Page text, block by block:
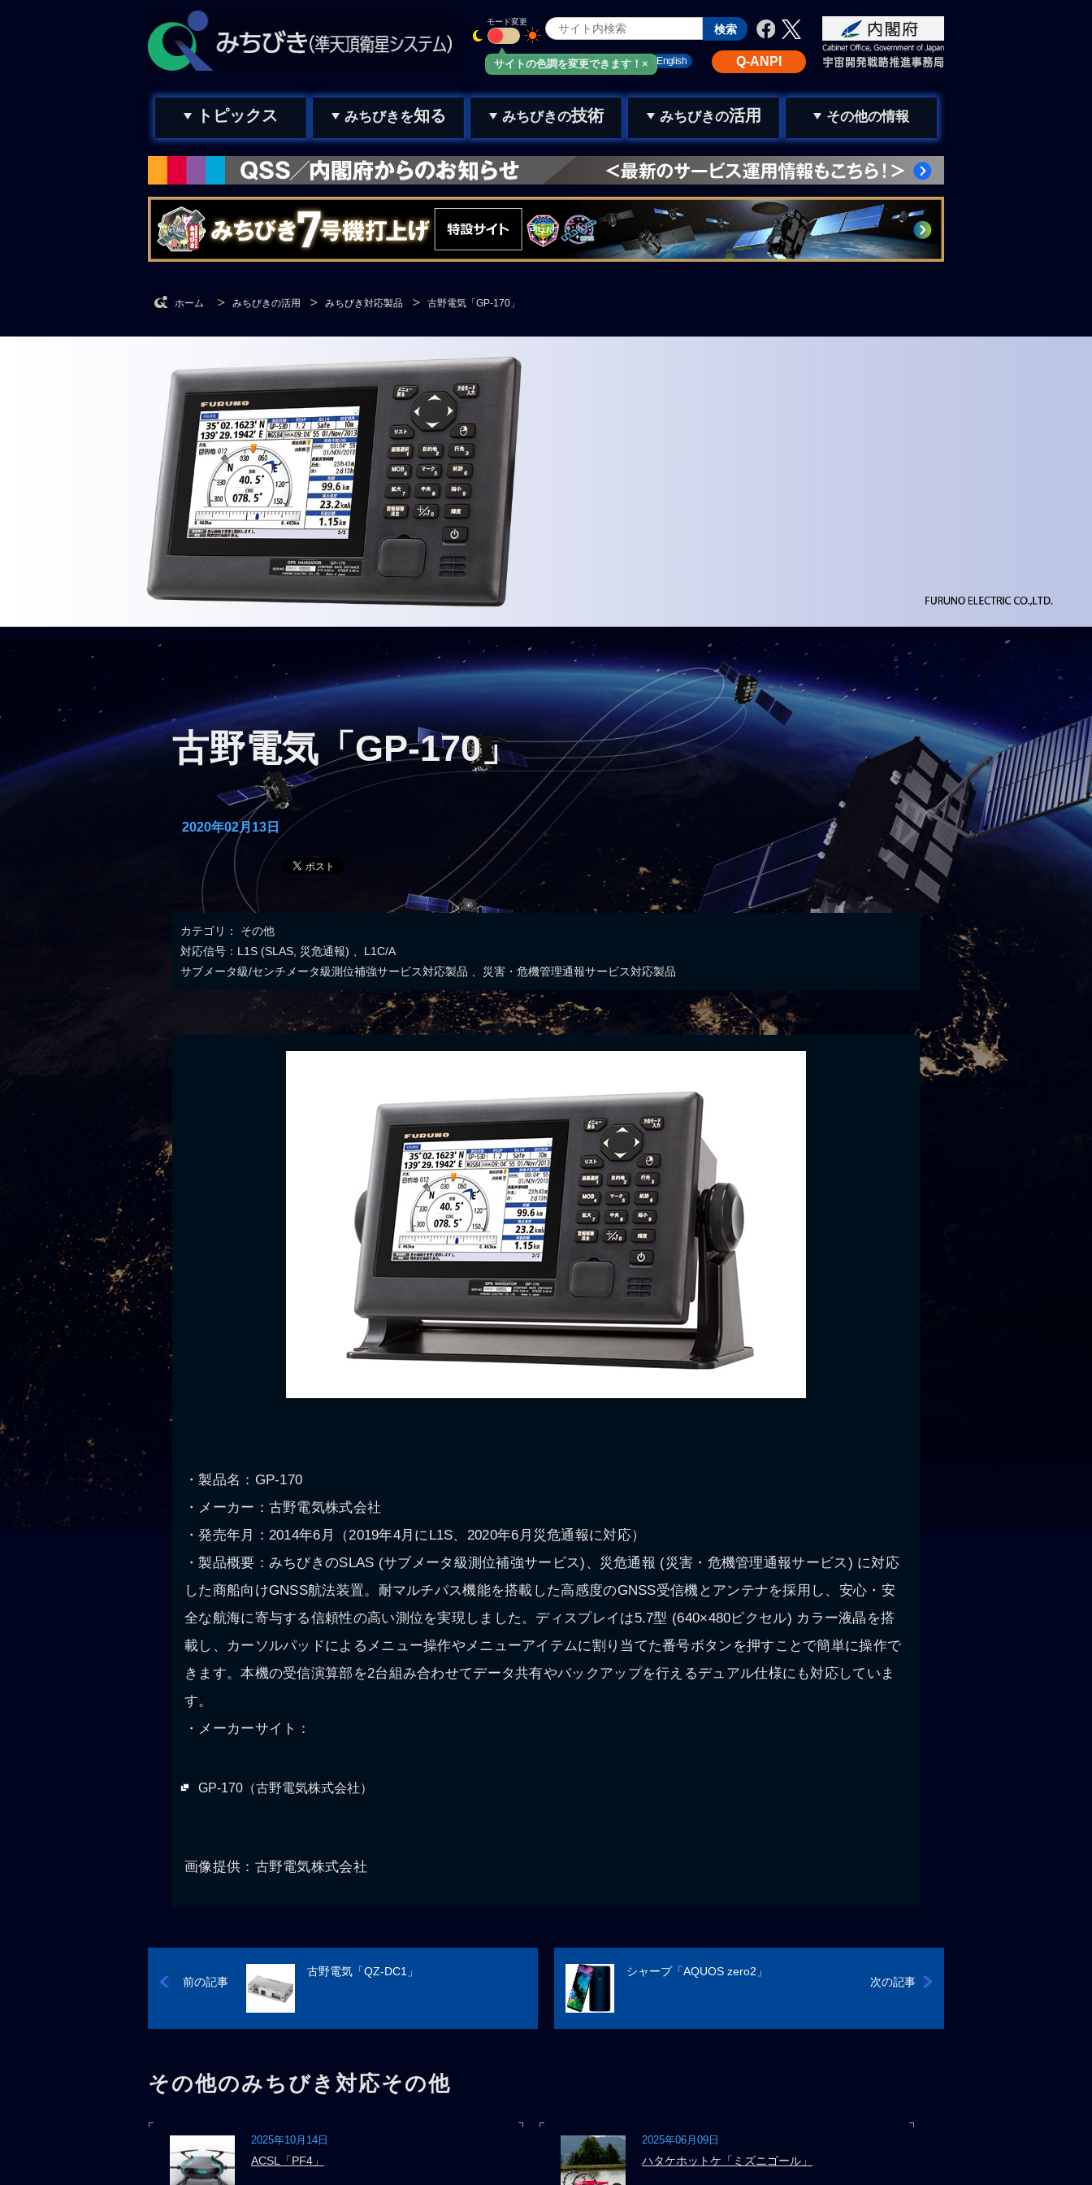
サイトの色調を変更できます！×
モード変更
Q-ANPI
English
お問い合わせ
みちびきメール
トピックス みちびきを知る みちびきの技術 みちびきの活用 その他の情報
ホーム みちびきの活用 みちびき対応製品 古野電気「GP-170」
古野電気「GP-170」
2020年02月13日
カテゴリ： その他
対応信号：L1S (SLAS, 災危通報) 、L1C/A
サブメータ級/センチメータ級測位補強サービス対応製品
災害・危機管理通報サービス対応製品
・製品名：GP-170
・メーカー：古野電気株式会社
・発売年月：2014年6月（2019年4月にL1S、2020年6月災危通報に対応）
・製品概要：みちびきのSLAS (サブメータ級測位補強サービス)、災危通報 (災害・危機管理通報サービス) に対応
した商船向けGNSS航法装置。耐マルチパス機能を搭載した高感度のGNSS受信機とアンテナを採用し、安心・安
全な航海に寄与する信頼性の高い測位を実現しました。ディスプレイは5.7型 (640×480ピクセル) カラー液晶を搭
載し、カーソルパッドによるメニュー操作やメニューアイテムに割り当てた番号ボタンを押すことで簡単に操作で
きます。本機の受信演算部を2台組み合わせてデータ共有やバックアップを行えるデュアル仕様にも対応していま
す。
・メーカーサイト：
GP-170（古野電気株式会社）
画像提供：古野電気株式会社
前の記事
古野電気「QZ-DC1」
次の記事
シャープ「AQUOS zero2」
その他のみちびき対応その他
2025年10月14日
ACSL「PF4」
2025年06月09日
ハタケホットケ「ミズニゴール」